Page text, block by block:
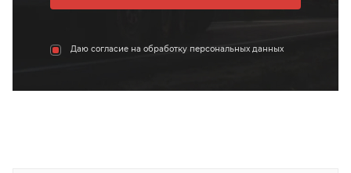
Даю согласие на обработку персональных данных